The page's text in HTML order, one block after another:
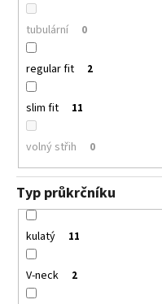
tubulární 0
regular fit 2
slim fit 11
volný střih 0
Typ průkrčníku
kulatý 11
V-neck 2